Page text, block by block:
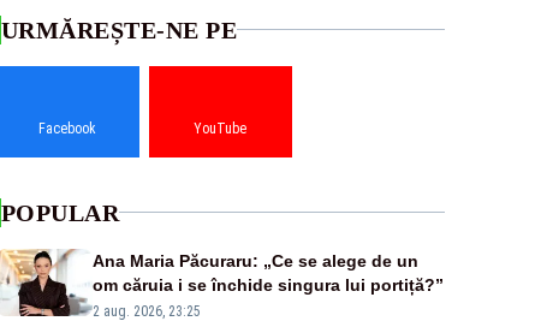
URMĂREȘTE-NE PE
Facebook YouTube
POPULAR
Ana Maria Păcuraru: „Ce se alege de un
om căruia i se închide singura lui portiță?”
2 aug. 2026, 23:25